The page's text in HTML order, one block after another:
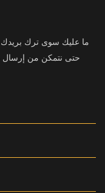
ما عليك سوى ترك بريدك
حتى نتمكن من